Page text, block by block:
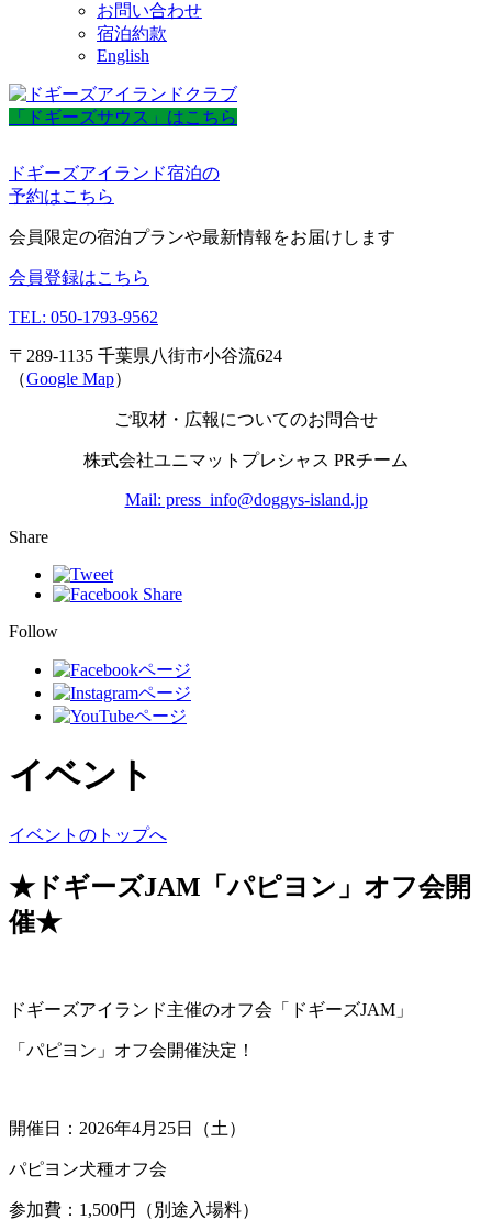
お問い合わせ
宿泊約款
English
「ドギーズサウス」はこちら
ドギーズアイランド宿泊の
予約はこちら
会員限定の宿泊プランや最新情報をお届けします
会員登録はこちら
TEL: 050-1793-9562
〒289-1135 千葉県八街市小谷流624
（Google Map）
ご取材・広報についてのお問合せ
株式会社ユニマットプレシャス PRチーム
Mail: press_info@doggys-island.jp
Share
Follow
イベント
イベントのトップへ
★ドギーズJAM「パピヨン」オフ会開
催★
ドギーズアイランド主催のオフ会「ドギーズJAM」
「パピヨン」オフ会開催決定！
開催日：2026年4月25日（土）
パピヨン犬種オフ会
参加費：1,500円（別途入場料）